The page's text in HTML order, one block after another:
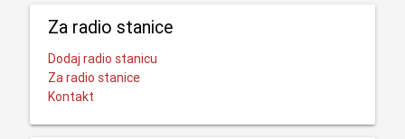
Za radio stanice
Dodaj radio stanicu
Za radio stanice
Kontakt